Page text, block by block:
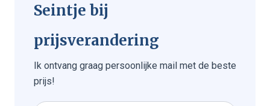
Seintje bij
prijsverandering
Ik ontvang graag persoonlijke mail met de beste
prijs!